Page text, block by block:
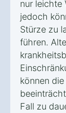
nur leichte
jedoch
Stürze zu
führen.
können
Fall zu